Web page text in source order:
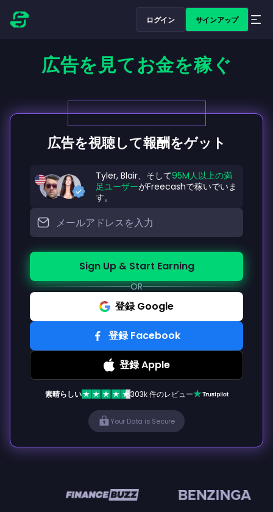
ログイン サインアップ
広告を見てお金を稼ぐ
広告を視聴して報酬をゲット
Tyler, Blair、そして95M人以上の満
足ユーザーがFreecashで稼いでいま
す。
Sign Up & Start Earning
OR
登録 Google
登録 Facebook
登録 Apple
素晴らしい 303k 件のレビュー
Your Data is Secure